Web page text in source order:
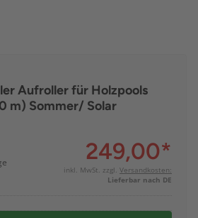
Aufroller für Holzpools
m) Sommer/ Solar
249,00*
inkl. MwSt. zzgl. Versandkosten:
Lieferbar nach DE